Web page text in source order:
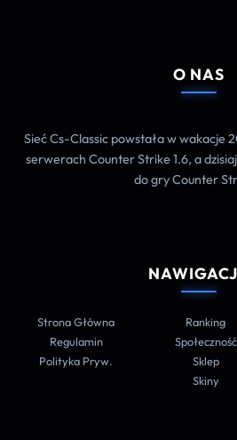
O NAS
Sieć Cs-Classic powstała w wakacje
serwerach Counter Strike 1.6, a
do gry Counter
Strona Główna
Regulamin
Polityka Pryw.
Ranking
Społeczność
Sklep
Skiny